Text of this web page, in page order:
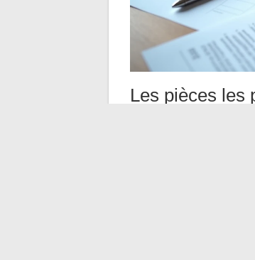
Les pièces les